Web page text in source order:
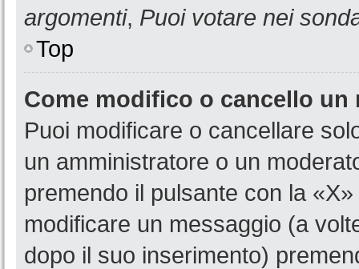
argomenti, Puoi votare nei
Top
Come modifico o cancello un
Puoi modificare o cancellare
un amministratore o un
premendo il pulsante con la
modificare un messaggio (a
dopo il suo inserimento)